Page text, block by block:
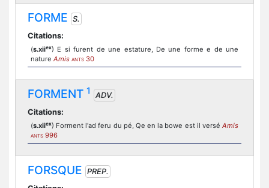
FORME S.
Citations:
(s.xiiex) E si furent de une estature, De une forme e de une
nature Amis ANTS 30
FORMENT 1
ADV.
Citations:
(s.xiiex) Forment l'ad feru du pé, Qe en la bowe est il versé Amis
ANTS 996
FORSQUE PREP.